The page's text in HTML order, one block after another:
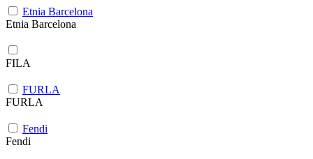
Etnia Barcelona
Etnia Barcelona
FILA
FURLA
FURLA
Fendi
Fendi